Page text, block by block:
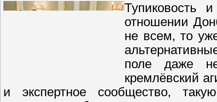
Тупиковость
отношении
не всем, то
поле даже
кремлёвский
и экспертное сообщество,